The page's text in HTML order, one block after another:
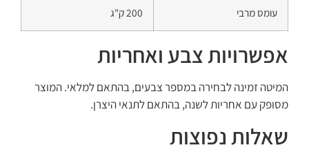
עומס מרבי 200 ק"ג
אפשרויות צבע ואחריות
המיטה זמינה לבחירה במספר צבעים, בהתאם למלאי. המוצר
מסופק עם אחריות לשנה, בהתאם לתנאי היצרן.
שאלות נפוצות